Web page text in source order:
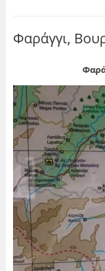
Φαράγγι,